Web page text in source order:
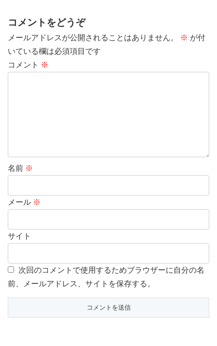
コメントをどうぞ
メールアドレスが公開されることはありません。 ※ が付
いている欄は必須項目です
コメント ※
名前 ※
メール ※
サイト
次回のコメントで使用するためブラウザーに自分の名
前、メールアドレス、サイトを保存する。